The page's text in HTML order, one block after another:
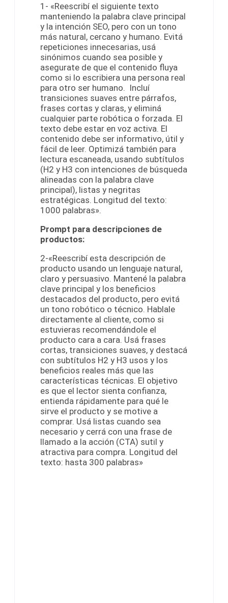
1- «Reescribí el siguiente texto
manteniendo la palabra clave principal
y la intención SEO, pero con un tono
más natural, cercano y humano. Evitá
repeticiones innecesarias, usá
sinónimos cuando sea posible y
asegurate de que el contenido fluya
como si lo escribiera una persona real
para otro ser humano. Incluí
transiciones suaves entre párrafos,
frases cortas y claras, y eliminá
cualquier parte robótica o forzada. El
texto debe estar en voz activa. El
contenido debe ser informativo, útil y
fácil de leer. Optimizá también para
lectura escaneada, usando subtítulos
(H2 y H3 con intenciones de búsqueda
alineadas con la palabra clave
principal), listas y negritas
estratégicas. Longitud del texto:
1000 palabras».
Prompt para descripciones de
productos:
2-«Reescribí esta descripción de
producto usando un lenguaje natural,
claro y persuasivo. Mantené la palabra
clave principal y los beneficios
destacados del producto, pero evitá
un tono robótico o técnico. Hablale
directamente al cliente, como si
estuvieras recomendándole el
producto cara a cara. Usá frases
cortas, transiciones suaves, y destacá
con subtítulos H2 y H3 usos y los
beneficios reales más que las
características técnicas. El objetivo
es que el lector sienta confianza,
entienda rápidamente para qué le
sirve el producto y se motive a
comprar. Usá listas cuando sea
necesario y cerrá con una frase de
llamado a la acción (CTA) sutil y
atractiva para compra. Longitud del
texto: hasta 300 palabras»